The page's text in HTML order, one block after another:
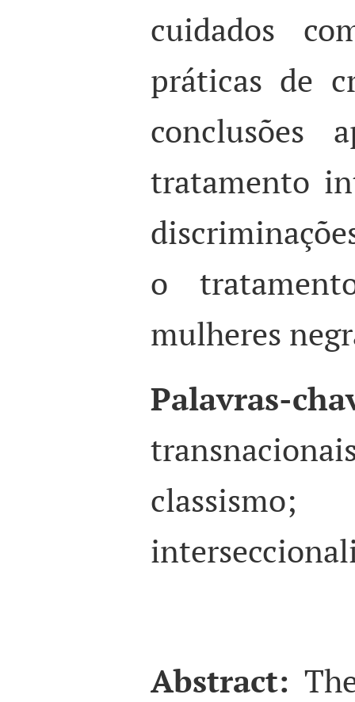
cuidados
práticas de
conclusões
tratamento
o
mulheres
Palavras-
Abstract: